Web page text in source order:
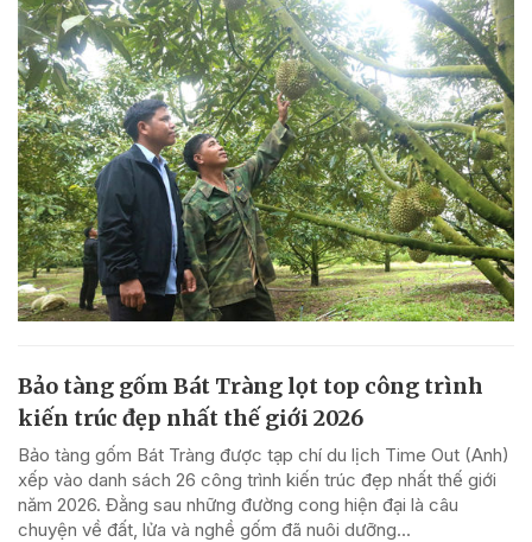
Bảo tàng gốm Bát Tràng lọt top công trình
kiến trúc đẹp nhất thế giới 2026
Bảo tàng gốm Bát Tràng được tạp chí du lịch Time Out (Anh)
xếp vào danh sách 26 công trình kiến trúc đẹp nhất thế giới
năm 2026. Đằng sau những đường cong hiện đại là câu
chuyện về đất, lửa và nghề gốm đã nuôi dưỡng...